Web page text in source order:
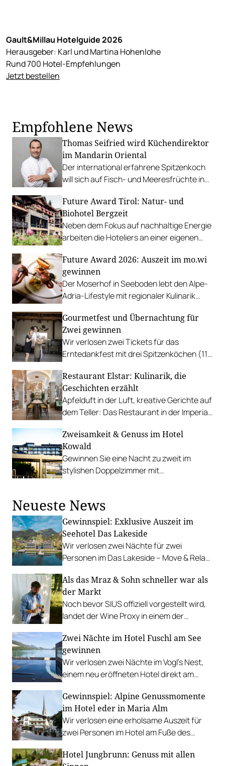
Gault&Millau Hotelguide 2026
Herausgeber: Karl und Martina Hohenlohe
Rund 700 Hotel-Empfehlungen
Jetzt bestellen
Empfohlene News
Thomas Seifried wird Küchendirektor
im Mandarin Oriental
Der international erfahrene Spitzenkoch
will sich auf Fisch- und Meeresfrüchte in
Future Award Tirol: Natur- und
Biohotel Bergzeit
Neben dem Fokus auf nachhaltige Energie
arbeiten die Hoteliers an einer eigenen
Future Award 2026: Auszeit im mo.wi
gewinnen
Der Moserhof in Seeboden lebt den Alpe-
Adria-Lifestyle mit regionaler Kulinarik
der legeren Leichtigkeit des Südens.
Gourmetfest und Übernachtung für
Zwei gewinnen
Wir verlosen zwei Tickets für das
Erntedankfest mit drei Spitzenköchen (11
Bergergut.
Restaurant Elstar: Kulinarik, die
Geschichten erzählt
Apfelduft in der Luft, kreative Gerichte auf
dem Teller: Das Restaurant in der Imperial
Geschichte.
Zweisamkeit & Genuss im Hotel
Kowald
Gewinnen Sie eine Nacht zu zweit im
stylishen Doppelzimmer mit
Neueste News
Gewinnspiel: Exklusive Auszeit im
Seehotel Das Lakeside
Wir verlosen zwei Nächte für zwei
Personen im Das Lakeside – Move & Relax
Als das Mraz & Sohn schneller war als
der Markt
Noch bevor SIUS offiziell vorgestellt wird,
landet der Wine Proxy in einem der
Österreichs. Ein Zufall. Und irgendwie
auch keiner.
Zwei Nächte im Hotel Fuschl am See
gewinnen
Wir verlosen zwei Nächte im Vogl’s Nest,
einem neu eröffneten Hotel direkt am
Gewinnspiel: Alpine Genussmomente
im Hotel eder in Maria Alm
Wir verlosen eine erholsame Auszeit für
zwei Personen im Hotel am Fuße des
Hotel Jungbrunn: Genuss mit allen